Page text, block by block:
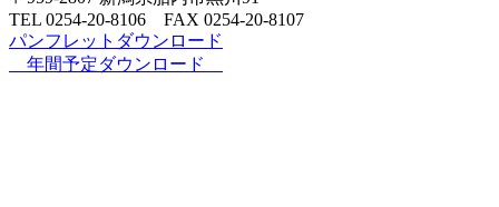
TEL 0254‐20‐8106 FAX 0254‐20‐8107
パンフレットダウンロード
年間予定ダウンロード